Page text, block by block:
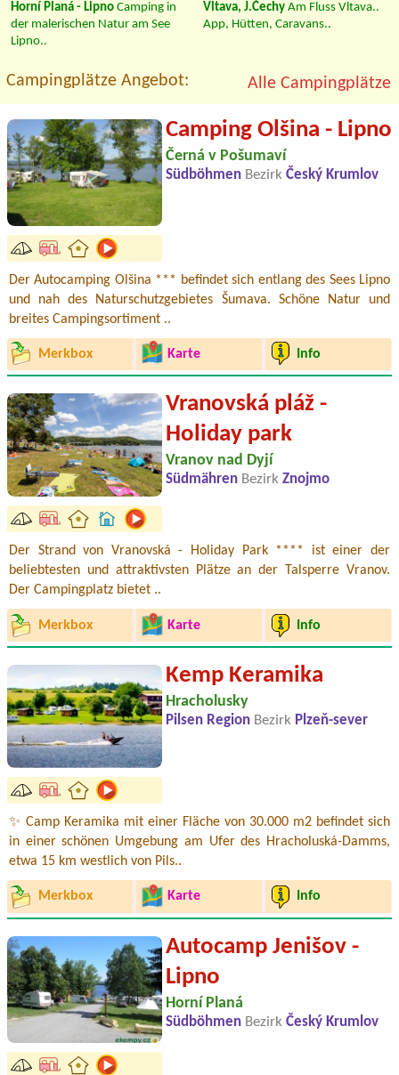
Horní Planá - Lipno Camping in
der malerischen Natur am See
Lipno..
Vltava, J.Čechy Am Fluss Vltava..
App, Hütten, Caravans..
Campingplätze Angebot: Alle Campingplätze
Camping Olšina - Lipno
Černá v Pošumaví
Südböhmen Bezirk Český Krumlov
Der Autocamping Olšina *** befindet sich entlang des Sees Lipno
und nah des Naturschutzgebietes Šumava. Schöne Natur und
breites Campingsortiment ..
Merkbox Karte Info
Vranovská pláž -
Holiday park
Vranov nad Dyjí
Südmähren Bezirk Znojmo
Der Strand von Vranovská - Holiday Park **** ist einer der
beliebtesten und attraktivsten Plätze an der Talsperre Vranov.
Der Campingplatz bietet ..
Merkbox Karte Info
Kemp Keramika
Hracholusky
Pilsen Region Bezirk Plzeň-sever
✨ Camp Keramika mit einer Fläche von 30.000 m2 befindet sich
in einer schönen Umgebung am Ufer des Hracholuská-Damms,
etwa 15 km westlich von Pils..
Merkbox Karte Info
Autocamp Jenišov -
Lipno
Horní Planá
Südböhmen Bezirk Český Krumlov